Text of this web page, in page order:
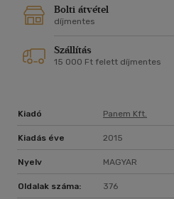
Bolti átvétel
díjmentes
Szállítás
15 000 Ft felett díjmentes
Kiadó Panem Kft.
Kiadás éve 2015
Nyelv MAGYAR
Oldalak száma: 376